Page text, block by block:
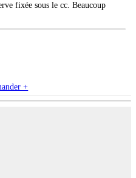
fixée sous le cc. Beaucoup
+